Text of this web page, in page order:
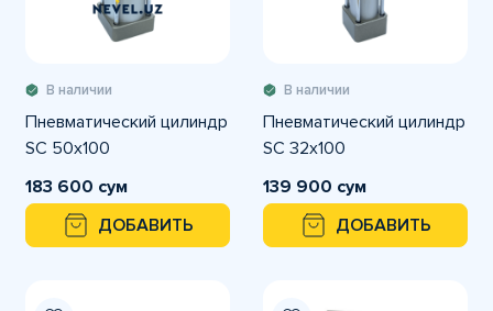
В наличии
Пневматический цилиндр
SC 50x100
183 600 сум
ДОБАВИТЬ
В наличии
Пневматический цилиндр
SC 32x100
139 900 сум
ДОБАВИТЬ